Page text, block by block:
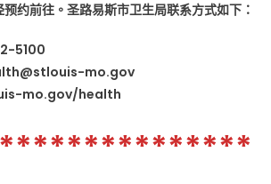
约前往。圣路易斯市卫生局联系方式如下：
5100
mo.gov
mo.gov/health